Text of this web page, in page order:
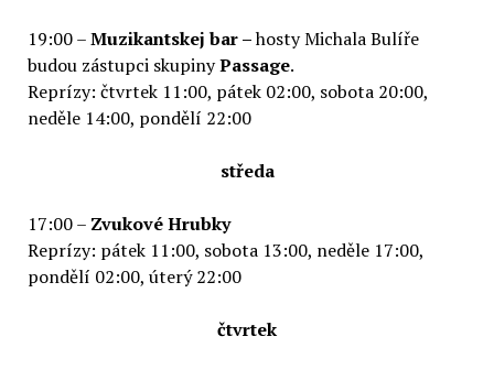
19:00 –Muzikantskej bar –hosty Michala Bulíře
budou zástupci skupinyPassage.
Reprízy: čtvrtek 11:00, pátek 02:00, sobota 20:00,
neděle 14:00, pondělí 22:00
středa
17:00 – Zvukové Hrubky
Reprízy: pátek 11:00, sobota 13:00, neděle 17:00,
pondělí 02:00, úterý 22:00
čtvrtek